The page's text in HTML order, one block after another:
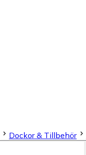
Dockor & Tillbehör